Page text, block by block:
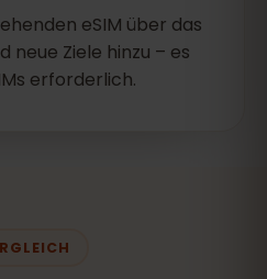
eSIM über das
neue Ziele hinzu – es
erforderlich.